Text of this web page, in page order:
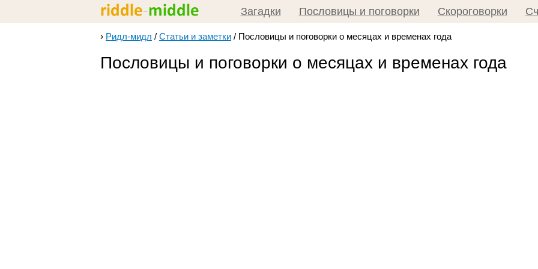
Загадки Пословицы и поговорки Скороговорки
› Ридл-мидл / Статьи и заметки / Пословицы и поговорки о месяцах и временах года
Пословицы и поговорки о месяцах и временах года